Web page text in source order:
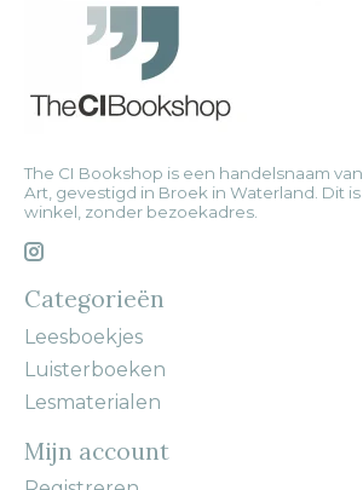
The CI Bookshop is een handelsnaam
Art, gevestigd in Broek in Waterland. Dit
winkel, zonder bezoekadres.
Categorieën
Leesboekjes
Luisterboeken
Lesmaterialen
Mijn account